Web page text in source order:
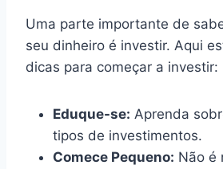
Uma parte importante de
seu dinheiro é investir. Aqui
dicas para começar a investir:
Eduque-se: Aprenda
tipos de investimentos.
Comece Pequeno: Não é